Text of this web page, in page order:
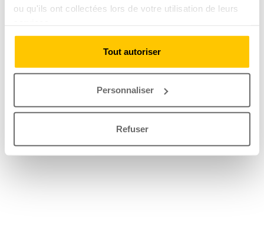
ou qu'ils ont collectées lors de votre utilisation de leurs
Tout autoriser
Personnaliser
Refuser